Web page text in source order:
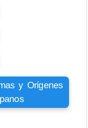
y Orígenes